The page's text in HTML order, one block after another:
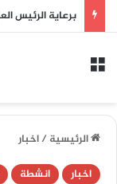
الرئيسية/اخبار
اخبار
انشطة